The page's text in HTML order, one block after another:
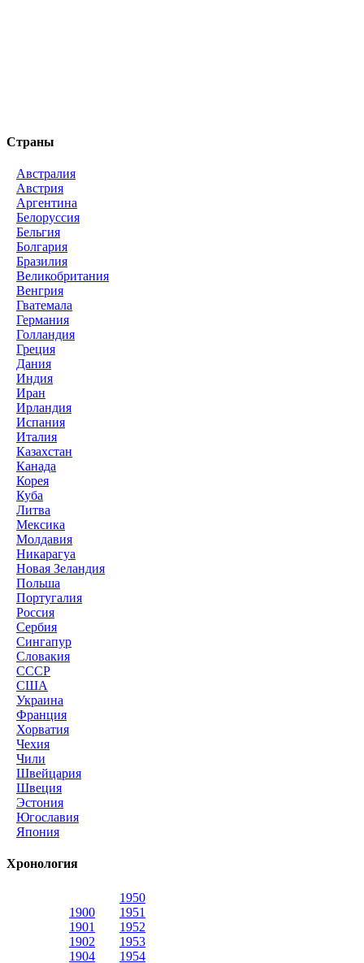
Страны
Австралия
Австрия
Аргентина
Белоруссия
Бельгия
Болгария
Бразилия
Великобритания
Венгрия
Гватемала
Германия
Голландия
Греция
Дания
Индия
Иран
Ирландия
Испания
Италия
Казахстан
Канада
Корея
Куба
Литва
Мексика
Молдавия
Никарагуа
Новая Зеландия
Польша
Португалия
Россия
Сербия
Сингапур
Словакия
СССР
США
Украина
Франция
Хорватия
Чехия
Чили
Швейцария
Швеция
Эстония
Югославия
Япония
Хронология
1900
1901
1902
1904
1950
1951
1952
1953
1954